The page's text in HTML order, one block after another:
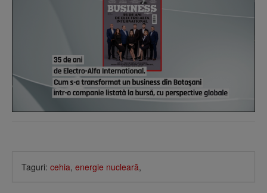
Taguri: cehia, energie nucleară,